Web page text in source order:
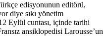
edisyonunun editörü,
diye sıkı yönetim
Eylül cuntası, içinde tarihi
ansiklopedisi Larousse’un